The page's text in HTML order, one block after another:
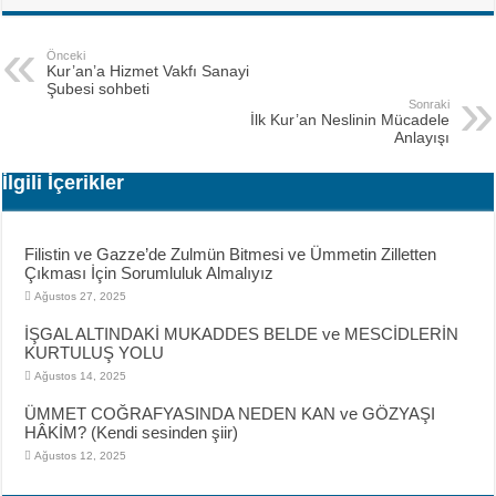
Önceki
Kur’an’a Hizmet Vakfı Sanayi
Şubesi sohbeti
Sonraki
İlk Kur’an Neslinin Mücadele
Anlayışı
İlgili İçerikler
Filistin ve Gazze’de Zulmün Bitmesi ve Ümmetin Zilletten
Çıkması İçin Sorumluluk Almalıyız
Ağustos 27, 2025
İŞGAL ALTINDAKİ MUKADDES BELDE ve MESCİDLERİN
KURTULUŞ YOLU
Ağustos 14, 2025
ÜMMET COĞRAFYASINDA NEDEN KAN ve GÖZYAŞI
HÂKİM? (Kendi sesinden şiir)
Ağustos 12, 2025